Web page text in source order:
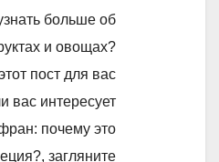
узнать больше об
и овощах?
этот пост для вас!
вас интересует
почему это
загляните